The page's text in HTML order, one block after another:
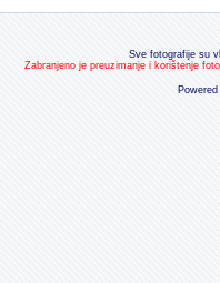
Sve fotografije su
Zabranjeno je preuzimanje i korištenje